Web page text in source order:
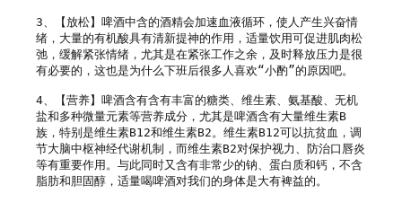
3、【放松】啤酒中含的酒精会加速血液循环，使人产生兴奋情
绪，大量的有机酸具有清新提神的作用，适量饮用可促进肌肉松
弛，缓解紧张情绪，尤其是在紧张工作之余，及时释放压力是很
有必要的，这也是为什么下班后很多人喜欢“小酌”的原因吧。
4、【营养】啤酒含有含有丰富的糖类、维生素、氨基酸、无机
盐和多种微量元素等营养成分，尤其是啤酒含有大量维生素B
族，特别是维生素B12和维生素B2。维生素B12可以抗贫血，调
节大脑中枢神经代谢机制，而维生素B2对保护视力、防治口唇炎
等有重要作用。与此同时又含有非常少的钠、蛋白质和钙，不含
脂肪和胆固醇，适量喝啤酒对我们的身体是大有裨益的。